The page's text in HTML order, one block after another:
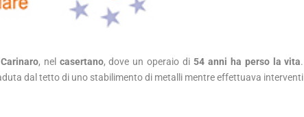
Carinaro, nel casertano, dove un operaio di 54 anni ha perso la vita.
dal tetto di uno stabilimento di metalli mentre effettuava interventi